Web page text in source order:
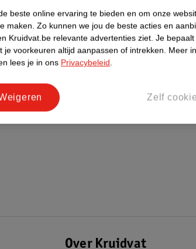
Over Kruidvat
beste online ervaring te bieden en om onze
maken. Zo kunnen we jou de beste acties en
Kruidvat.be relevante advertenties ziet. Je
je voorkeuren altijd aanpassen of intrekken. Meer
lees je in ons Privacybeleid.
Zelf